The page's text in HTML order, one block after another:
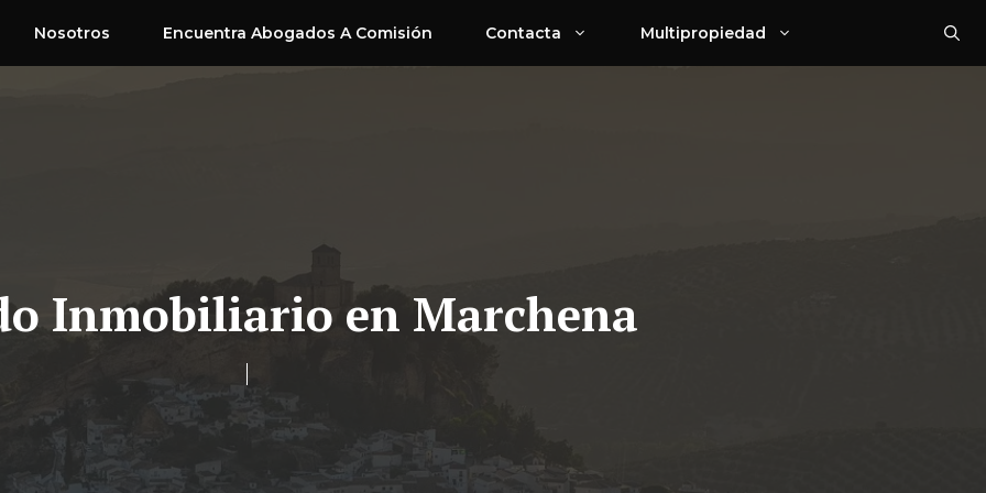
Nosotros Encuentra Abogados A Comisión Contacta Multipropiedad
Inmobiliario en Marchena